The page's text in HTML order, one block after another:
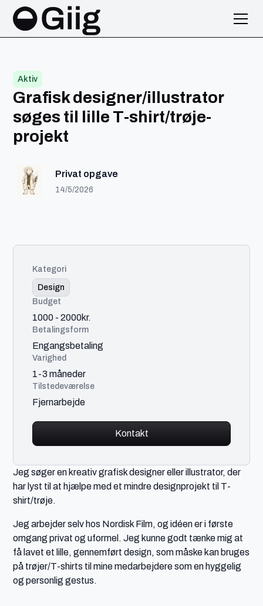
Aktiv
Grafisk designer/illustrator
søges til lille T-shirt/trøje-
projekt
Privat opgave
14/5/2026
Jeg søger en kreativ grafisk designer eller illustrator, der
har lyst til at hjælpe med et mindre designprojekt til T-
shirt/trøje.
Jeg arbejder selv hos Nordisk Film, og idéen er i første
omgang privat og uformel. Jeg kunne godt tænke mig at
få lavet et lille, gennemført design, som måske kan bruges
på trøjer/T-shirts til mine medarbejdere som en hyggelig
og personlig gestus.
Kategori
Design
Budget
1000 - 2000kr.
Betalingsform
Engangsbetaling
Varighed
1-3 måneder
Tilstedeværelse
Fjernarbejde
Kontakt